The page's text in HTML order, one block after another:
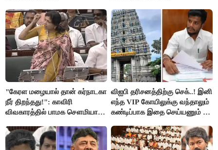
"கேரள மழையால் தான் கர்நாடகா
நீர் திறந்தது!": காவிரி
விவகாரத்தில் பாமக சௌமியா
விஐபி தரிசனத்திற்கு செக்..! இனி
எந்த VIP கோயிலுக்கு வந்தாலும்
கண்டிப்பாக இதை செய்யணும் -